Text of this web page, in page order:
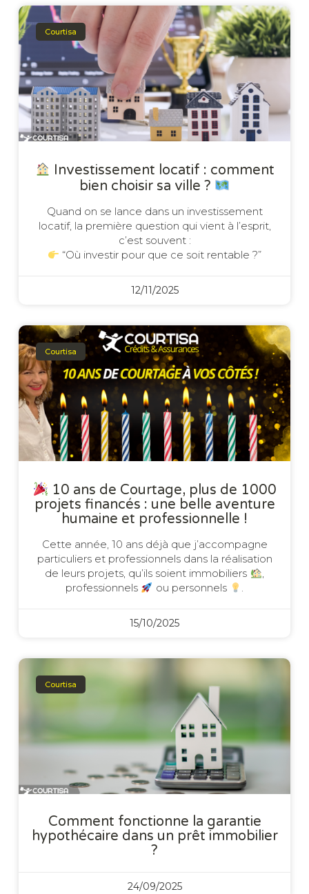
Courtisa
Investissement locatif : comment
bien choisir sa ville ?
Quand on se lance dans un investissement
locatif, la première question qui vient à l’esprit,
c’est souvent :
“Où investir pour que ce soit rentable ?”
12/11/2025
Courtisa
10 ans de Courtage, plus de 1000
projets financés : une belle aventure
humaine et professionnelle !
Cette année, 10 ans déjà que j’accompagne
particuliers et professionnels dans la réalisation
de leurs projets, qu’ils soient immobiliers
,
professionnels
ou personnels .
15/10/2025
Courtisa
Comment fonctionne la garantie
hypothécaire dans un prêt immobilier
?
24/09/2025